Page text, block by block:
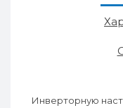
Инверторную